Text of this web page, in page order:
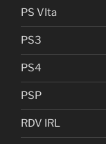
PS VIta
PS3
PS4
PSP
RDV IRL